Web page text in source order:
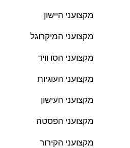
מקצועני היישון
מקצועני המיקרוגל
מקצועני הסו וויד
מקצועני העוגיות
מקצועני העישון
מקצועני הפסטה
מקצועני הקירור